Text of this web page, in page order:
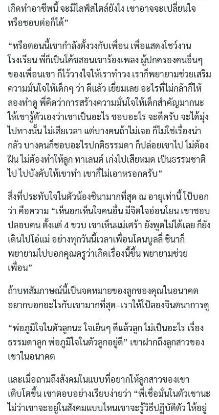
เกิดทำอาชีพนี้ จะมีไลฟ์สไตล์ยังไง เขาอาจจะเปลี่ยนใจ
หรือชอบต่อก็ได้”
“หรือตอนนี้เขากำลังตั้งวงกับเพื่อน เพื่อแสดงโชว์งาน
โรงเรียน พี่ก็เป็นโค้ชสอนเขาร้องเพลง ผู้ปกครองคนอื่นๆ
ของเพื่อนเขา ก็ไว้วางใจให้เราทำวง เราก็พยายามช่วยเสริม
ความมั่นใจให้เด็กๆ ว่า ดีแล้ว เยี่ยมเลย อะไรที่ไม่กล้าก็ให้
ลองทำดู พี่คิดว่าการสร้างความมั่นใจให้เด็กสำคัญมากนะ
ให้เขารู้ตัวเองว่าเขาเป็นอะไร ชอบอะไร จะดีครับ จะได้มุ่ง
ไปทางนั้น ไม่เสียเวลา แต่บางคนถ้าไม่เจอ ก็ไม่ใช่เรื่องน่า
กลัว บางคนก็ชอบอะไรปกติธรรมดา ก็ปล่อยเขาไป ไม่ต้อง
ฝืน ไม่ต้องทำให้ลูก ทาเลนต์ เก่งไปเสียหมด เป็นธรรมชาติ
ไป ไปบังคับให้เขาทำ เขาก็ไม่เอาหรอกครับ”
สิ่งที่ประทับใจในตัวน้องชินามากที่สุด ณ อายุเท่านี้ โป้บอก
ว่า คือความ “เห็นอกเห็นใจคนอื่น มีจิตใจอ่อนโยน เขาชอบ
ปลอบคน ตั้งแต่ 4 ขวบ เขาเห็นแม่เศร้า ยังพูดไม่ได้เลย ก็ยัง
เดินไปโอ๋แม่ อย่างทุกวันนี้เวลาเพื่อนโดนบูลลี่ ชินาก็
พยายามไปบอกคุณครูว่าเกิดเรื่องนี้ขึ้น พยายามช่วย
เพื่อน”
ถ้าบทสัมภาษณ์นี้เป็นจดหมายของลูกของคุณในอนาคต
อยากบอกอะไรกับเขามากที่สุด–เราให้โป้ลองจินตนาการดู
“พ่อภูมิใจในตัวลูกนะ ใจเย็นๆ ดีแล้วลูก ไม่เป็นอะไร เรื่อง
ธรรมดาลูก พ่อภูมิใจในตัวลูกอยู่ดี” เขาฝากถึงลูกสาวของ
เขาในอนาคต
และเมื่อถามถึงสังคมในแบบที่อยากให้ลูกสาวของเขา
เติบโตขึ้น เขาตอบอย่างเรียบง่ายว่า “พี่เชื่อมั่นในตัวเขานะ
ไม่ว่าเขาจะอยู่ในสังคมแบบไหนเขาจะรู้วิธีปฏิบัติตัว ให้อยู่